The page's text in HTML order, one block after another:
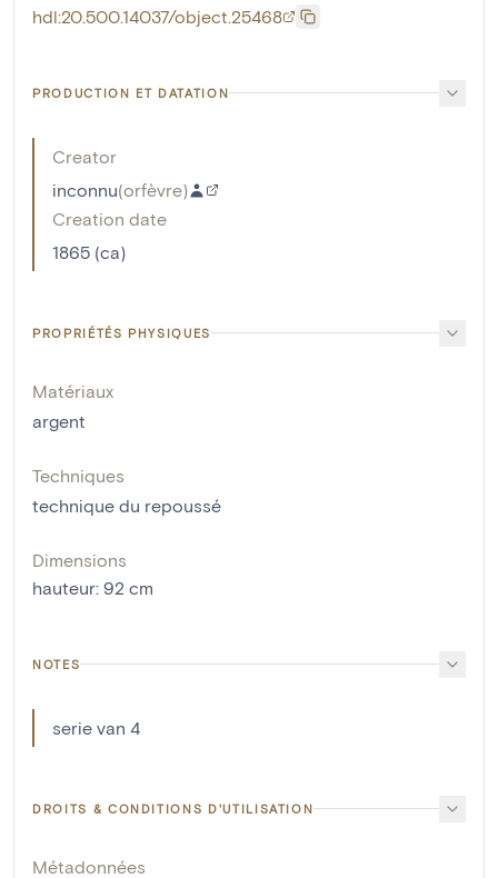
hdl:20.500.14037/object.25468
PRODUCTION ET DATATION
Creator
inconnu(orfèvre)
Creation date
1865 (ca)
PROPRIÉTÉS PHYSIQUES
Matériaux
argent
Techniques
technique du repoussé
Dimensions
hauteur: 92 cm
NOTES
serie van 4
DROITS & CONDITIONS D'UTILISATION
Métadonnées